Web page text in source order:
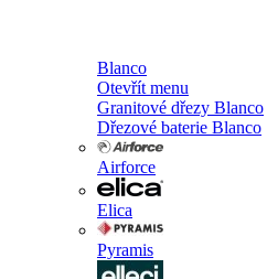
Blanco
Otevřít menu
Granitové dřezy Blanco
Dřezové baterie Blanco
Airforce
Elica
Pyramis